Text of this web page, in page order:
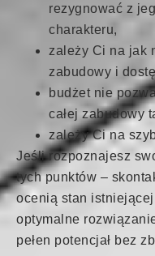
rezygnować z
charakteru,
zależy Ci na jak
zabudowy i
budżet nie
całej zabudowy
zależy Ci na
Jeśli rozpoznajesz
tych punktów –
ocenią stan
optymalne
pełen potencjał bez